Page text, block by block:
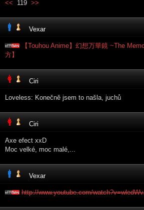
<< 119 >>
Vexar
【Touhou Anime】幻想万華鏡 ~The
方】
Ciri
Loveless: Konečně jsem to našla, juchů
Ciri
Axe efect xxD
Moc velké, moc malé,...
Vexar
http://www.youtube.com/